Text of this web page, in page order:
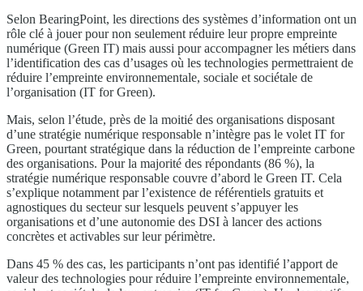
Selon BearingPoint, les directions des systèmes d’information ont un
rôle clé à jouer pour non seulement réduire leur propre empreinte
numérique (Green IT) mais aussi pour accompagner les métiers dans
l’identification des cas d’usages où les technologies permettraient de
réduire l’empreinte environnementale, sociale et sociétale de
l’organisation (IT for Green).
Mais, selon l’étude, près de la moitié des organisations disposant
d’une stratégie numérique responsable n’intègre pas le volet IT for
Green, pourtant stratégique dans la réduction de l’empreinte carbone
des organisations. Pour la majorité des répondants (86 %), la
stratégie numérique responsable couvre d’abord le Green IT. Cela
s’explique notamment par l’existence de référentiels gratuits et
agnostiques du secteur sur lesquels peuvent s’appuyer les
organisations et d’une autonomie des DSI à lancer des actions
concrètes et activables sur leur périmètre.
Dans 45 % des cas, les participants n’ont pas identifié l’apport de
valeur des technologies pour réduire l’empreinte environnementale,